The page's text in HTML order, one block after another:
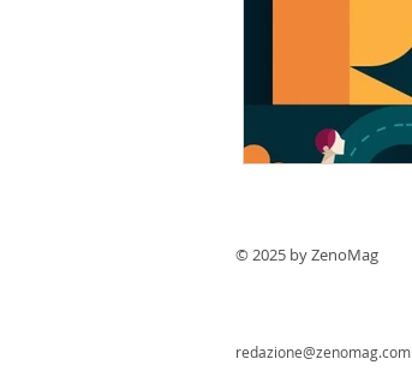
© 2025 by ZenoMag
redazione@zenomag.com